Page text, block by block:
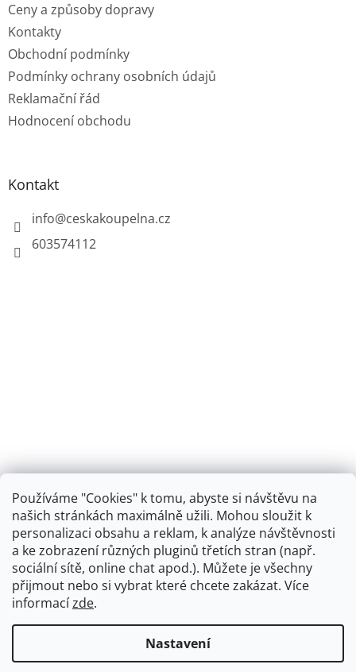
Používáme "Cookies" k tomu, abyste si návštěvu na
našich stránkách maximálně užili. Mohou sloužit k
personalizaci obsahu a reklam, k analýze návštěvnosti
a ke zobrazení různých pluginů třetích stran (např.
sociální sítě, online chat apod.). Můžete je všechny
přijmout nebo si vybrat které chcete zakázat. Více
informacízde.
Nastavení
Ceny a způsoby dopravy
Kontakty
Obchodní podmínky
Podmínky ochrany osobních údajů
Reklamační řád
Hodnocení obchodu
Kontakt
info@ceskakoupelna.cz
603574112
Retro koupelna
Vytvořil Shoptet + plnenieshopu.cz